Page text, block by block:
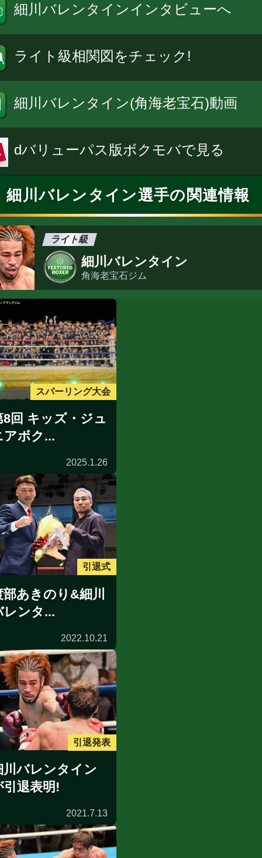
細川バレンタインインタビューへ
ライト級相関図をチェック!
細川バレンタイン(角海老宝石)動画
dバリューパス版ボクモバで見る
細川バレンタイン選手の関連情報
ライト級
細川バレンタイン
角海老宝石ジム
スパーリング大会
8回 キッズ・ジュ
アボク...
2025.1.26
引退式
部あきのり&細川
レンタ...
2022.10.21
引退発表
川バレンタイン
引退表明!
2021.7.13